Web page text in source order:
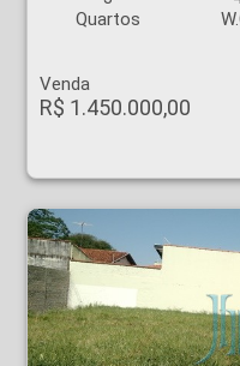
Quartos
Venda
R$ 1.450.000,00